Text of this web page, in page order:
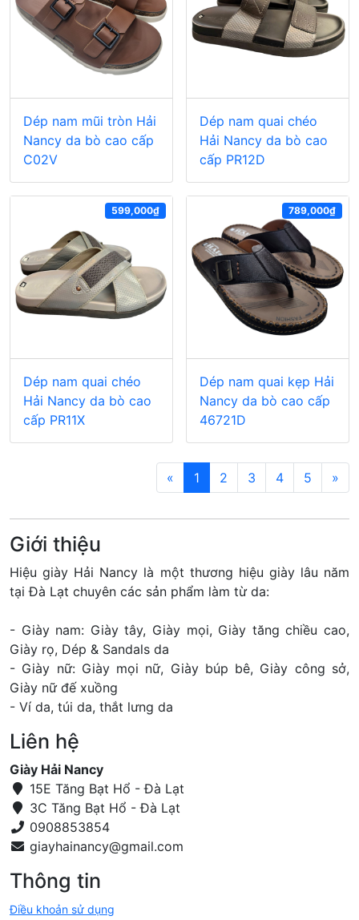
Dép nam mũi tròn Hải
Nancy da bò cao cấp
C02V
Dép nam quai chéo
Hải Nancy da bò cao
cấp PR12D
599,000₫
Dép nam quai chéo
Hải Nancy da bò cao
cấp PR11X
789,000₫
Dép nam quai kẹp Hải
Nancy da bò cao cấp
46721D
« 1 2 3 4 5 »
Giới thiệu
Hiệu giày Hải Nancy là một thương hiệu giày lâu năm
tại Đà Lạt chuyên các sản phẩm làm từ da:
- Giày nam: Giày tây, Giày mọi, Giày tăng chiều cao,
Giày rọ, Dép & Sandals da
- Giày nữ: Giày mọi nữ, Giày búp bê, Giày công sở,
Giày nữ đế xuồng
- Ví da, túi da, thắt lưng da
Liên hệ
Giày Hải Nancy
15E Tăng Bạt Hổ - Đà Lạt
3C Tăng Bạt Hổ - Đà Lạt
0908853854
Thông tin
Điều khoản sử dụng